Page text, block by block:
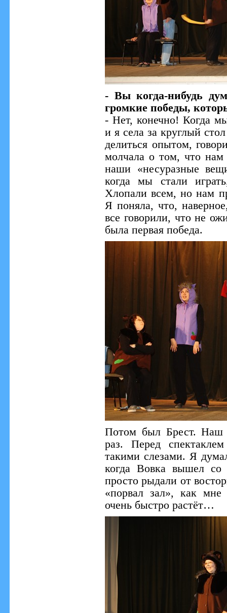
- Вы когда-нибудь
громкие победы,
- Нет, конечно! Когда
и я села за круглый
делиться опытом,
молчала о том, что
наши «несуразные
когда мы стали
Хлопали всем, но нам
Я поняла, что,
все говорили, что не
была первая победа.
Потом был Брест. Наш
раз. Перед
такими слезами. Я
когда Вовка вышел со
просто рыдали от
«порвал зал», как
очень быстро растёт…